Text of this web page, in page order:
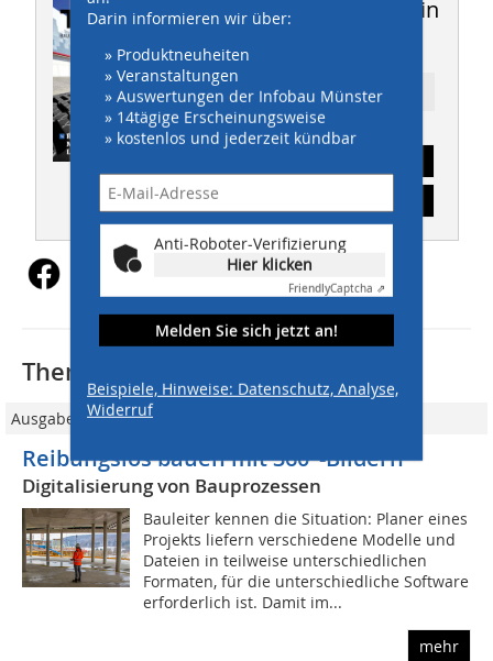
Dieser Artikel erschien in
THIS 04/2021
Ressort: BAUMANAGEMENT
Darin informieren wir über:
» Produktneuheiten
» Veranstaltungen
» Auswertungen der Infobau Münster
» 14tägige Erscheinungsweise
» kostenlos und jederzeit kündbar
Anti-Roboter-Verifizierung
Hier klicken
FriendlyCaptcha ⇗
Melden Sie sich jetzt an!
Beispiele, Hinweise: Datenschutz, Analyse,
Widerruf
Thematisch passende Artikel:
Ausgabe 7/2024
Reibungslos bauen mit 360°-Bildern
Digitalisierung von Bauprozessen
Bauleiter kennen die Situation: Planer eines
Projekts liefern verschiedene Modelle und
Dateien in teilweise unterschiedlichen
Formaten, für die unterschiedliche Software
erforderlich ist. Damit im...
mehr